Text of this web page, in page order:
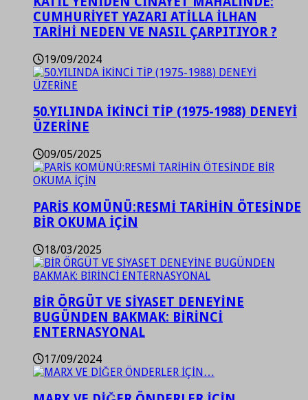
CUMHURİYET YAZARI ATİLLA İLHAN
TARİHİ NEDEN VE NASIL ÇARPITIYOR ?
19/09/2024
50.YILINDA İKİNCİ TİP (1975-1988) DENEYİ
ÜZERİNE
09/05/2025
PARİS KOMÜNÜ:RESMİ TARİHİN ÖTESİNDE
BİR OKUMA İÇİN
18/03/2025
BİR ÖRGÜT VE SİYASET DENEYİNE
BUGÜNDEN BAKMAK: BİRİNCİ
ENTERNASYONAL
17/09/2024